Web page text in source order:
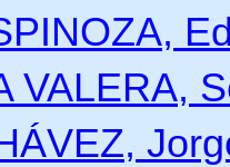
VALERA,